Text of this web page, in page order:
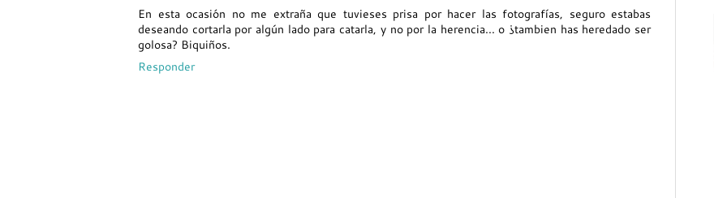
En esta ocasión no me extraña que tuvieses prisa por hacer las fotografías, seguro estabas
deseando cortarla por algún lado para catarla, y no por la herencia... o ¿tambien has heredado ser
golosa? Biquiños.
Responder